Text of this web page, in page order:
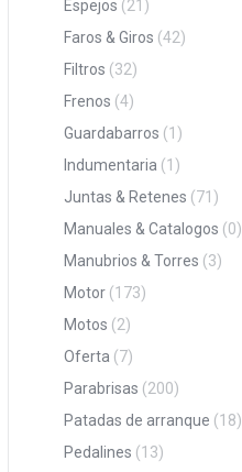
Espejos (21)
Faros & Giros (42)
Filtros (32)
Frenos (4)
Guardabarros (1)
Indumentaria (1)
Juntas & Retenes (71)
Manuales & Catalogos (0)
Manubrios & Torres (3)
Motor (173)
Motos (2)
Oferta (7)
Parabrisas (200)
Patadas de arranque (18)
Pedalines (13)